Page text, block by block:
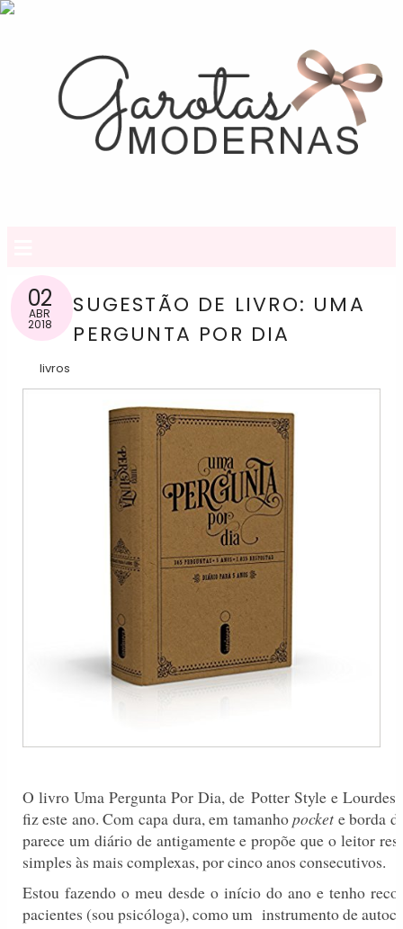
02
ABR
2018
SUGESTÃO DE LIVRO: UMA
PERGUNTA POR DIA
livros
O livro Uma Pergunta Por Dia, de Potter Style e Lourdes
fiz este ano. Com capa dura, em tamanhopocket e borda
parece um diário de antigamente e propõe que o leitor
simples às mais complexas, por cinco anos consecutivos.
Estou fazendo o meu desde o início do ano e tenho
pacientes (sou psicóloga), como um instrumento de